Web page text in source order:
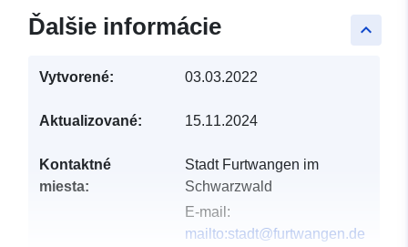
keyboard_arrow_up
Ďalšie informácie
Vytvorené: 03.03.2022
Aktualizované: 15.11.2024
Kontaktné
miesta:
Stadt Furtwangen im
Schwarzwald
E-mail:
mailto:stadt@furtwangen.de